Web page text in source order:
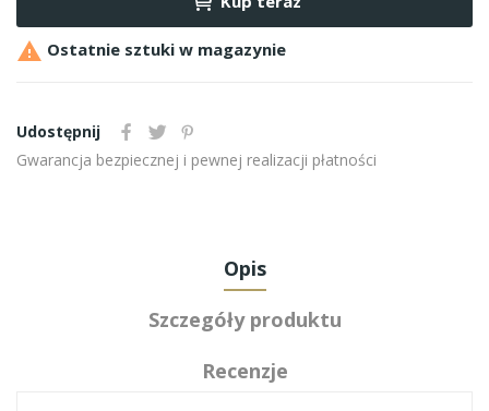
 Ostatnie sztuki w magazynie
Udostępnij
Gwarancja bezpiecznej i pewnej realizacji płatności
Opis
Szczegóły produktu
Recenzje